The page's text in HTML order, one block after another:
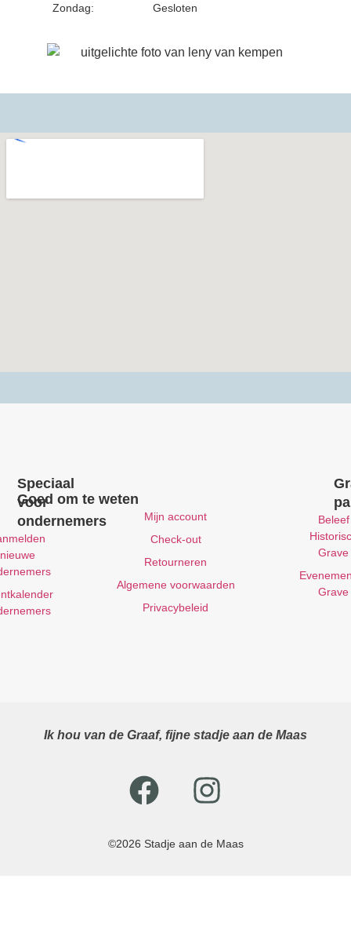
Zondag:
Gesloten
Beleef
Grave
Grave
Goed om te weten
Mijn account
Check-out
Retourneren
Algemene voorwaarden
Privacybeleid
Speciaal
voor
ondernemers
nieuwe
Ik hou van de Graaf, fijne stadje aan de Maas
©2026 Stadje aan de Maas